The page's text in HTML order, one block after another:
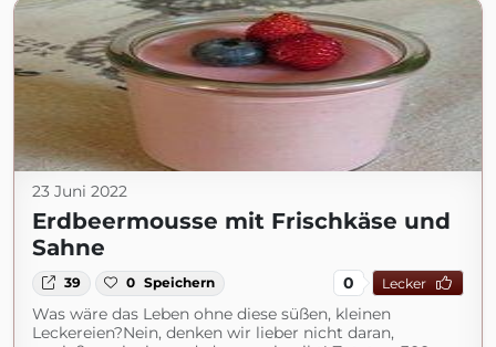
23 Juni 2022
Erdbeermousse mit Frischkäse und
Sahne
39 0 Speichern 0 Lecker
Was wäre das Leben ohne diese süßen, kleinen
Leckereien?Nein, denken wir lieber nicht daran,